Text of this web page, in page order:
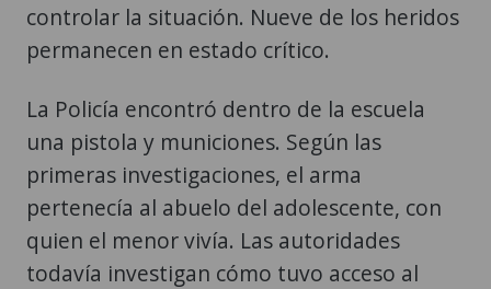
controlar la situación. Nueve de los heridos
permanecen en estado crítico.
La Policía encontró dentro de la escuela
una pistola y municiones. Según las
primeras investigaciones, el arma
pertenecía al abuelo del adolescente, con
quien el menor vivía. Las autoridades
todavía investigan cómo tuvo acceso al